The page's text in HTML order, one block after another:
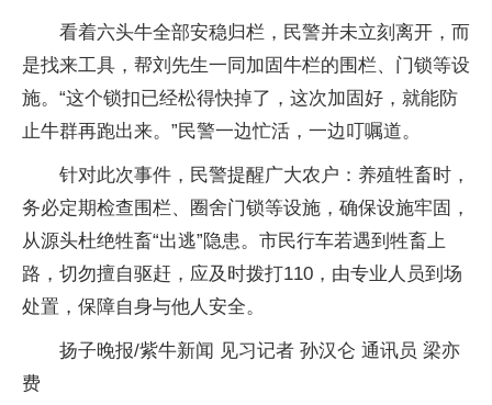
看着六头牛全部安稳归栏，民警并未立刻离开，而
是找来工具，帮刘先生一同加固牛栏的围栏、门锁等设
施。“这个锁扣已经松得快掉了，这次加固好，就能防
止牛群再跑出来。”民警一边忙活，一边叮嘱道。
针对此次事件，民警提醒广大农户：养殖牲畜时，
务必定期检查围栏、圈舍门锁等设施，确保设施牢固，
从源头杜绝牲畜“出逃”隐患。市民行车若遇到牲畜上
路，切勿擅自驱赶，应及时拨打110，由专业人员到场
处置，保障自身与他人安全。
扬子晚报/紫牛新闻 见习记者 孙汉仑 通讯员 梁亦
费